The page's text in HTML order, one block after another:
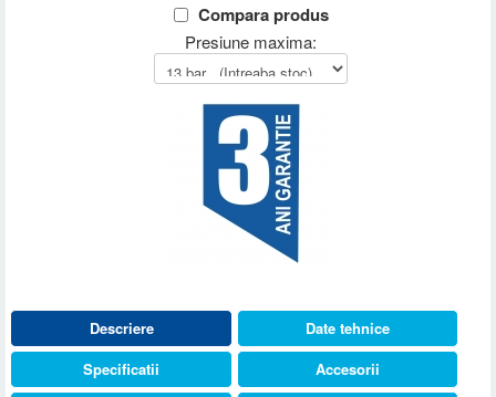
Compara produs
Presiune maxima:
Descriere
Date tehnice
Specificatii
Accesorii